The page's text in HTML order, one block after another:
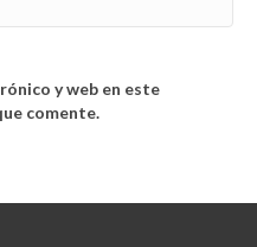
y web en este
comente.